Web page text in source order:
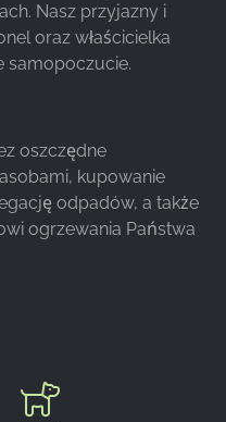
Nasz przyjazny i
oraz właścicielka
samopoczucie.
oszczędne
kupowanie
odpadów, a także
ogrzewania Państwa
informacje
korzystają